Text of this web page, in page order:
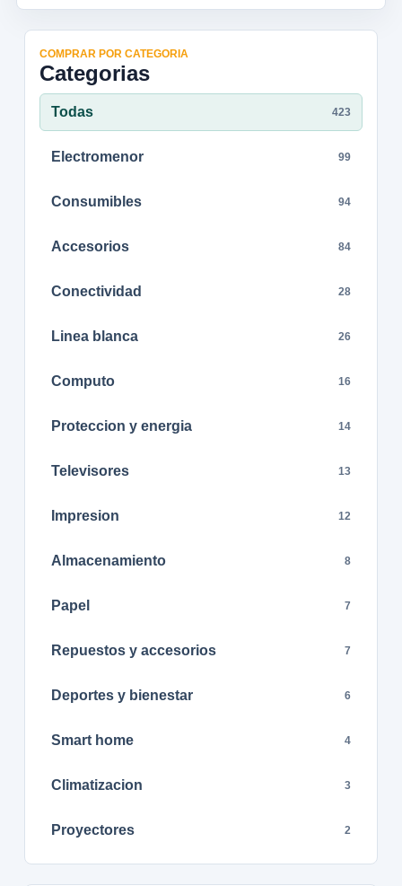
COMPRAR POR CATEGORIA
Categorias
Todas 423
Electromenor 99
Consumibles 94
Accesorios 84
Conectividad 28
Linea blanca 26
Computo 16
Proteccion y energia 14
Televisores 13
Impresion 12
Almacenamiento 8
Papel 7
Repuestos y accesorios 7
Deportes y bienestar 6
Smart home 4
Climatizacion 3
Proyectores 2